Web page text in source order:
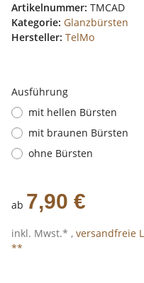
Artikelnummer: TMCAD
Kategorie: Glanzbürsten
Hersteller: TelMo
Ausführung
mit hellen Bürsten
mit braunen Bürsten
ohne Bürsten
ab 7,90 €
inkl. Mwst.* , versandfreie
**